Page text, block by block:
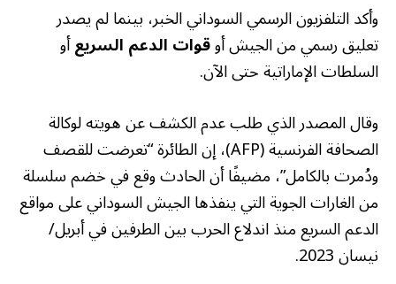
وأكد التلفزيون الرسمي السوداني الخبر، بينما لم يصدر
تعليق رسمي من الجيش أوقوات الدعم السريعأو
السلطات الإماراتية حتى الآن.
وقال المصدر الذي طلب عدم الكشف عن هويته لوكالة
الصحافة الفرنسية (AFP)، إن الطائرة “تعرضت للقصف
ودُمرت بالكامل”، مضيفًا أن الحادث وقع في خضم سلسلة
من الغارات الجوية التي ينفذها الجيش السوداني على مواقع
الدعم السريع منذ اندلاع الحرب بين الطرفين في أبريل/
نيسان 2023.